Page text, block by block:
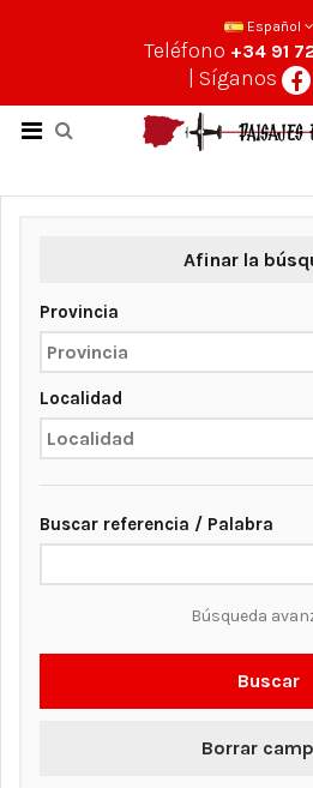
Español
Teléfono +34 91
| Síganos
Afinar la
Provincia
Localidad
Buscar referencia / Palabra
Búsqueda
Buscar
Borrar